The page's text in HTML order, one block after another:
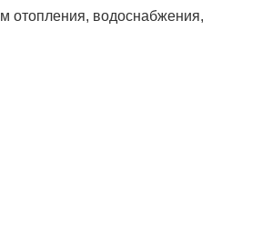
отопления, водоснабжения,